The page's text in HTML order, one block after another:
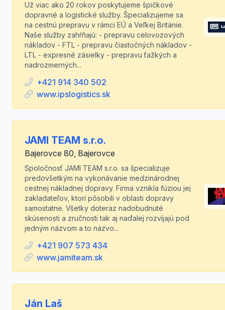
Už viac ako 20 rokov poskytujeme špičkové
dopravné a logistické služby. Špecializujeme sa
na cestnú prepravu v rámci EÚ a Veľkej Británie.
Naše služby zahŕňajú: - prepravu celovozových
nákladov - FTL - prepravu čiastočných nákladov -
LTL - expresné zásielky - prepravu ťažkých a
nadrozmerných...
+421 914 340 502
www.ipslogistics.sk
JAMI TEAM s.r.o.
Bajerovce 80, Bajerovce
Spoločnosť JAMI TEAM s.r.o. sa špecializuje
predovšetkým na vykonávanie medzinárodnej
cestnej nákladnej dopravy. Firma vznikla fúziou jej
zakladateľov, ktorí pôsobili v oblasti dopravy
samostatne. Všetky doteraz nadobudnuté
skúsenosti a zručnosti tak aj naďalej rozvíjajú pod
jedným názvom a to názvo...
+421 907 573 434
www.jamiteam.sk
Ján Laš